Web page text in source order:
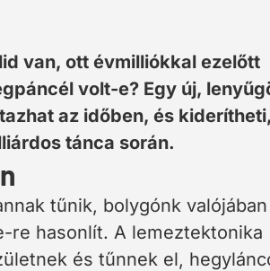
van, ott évmilliókkal ezelőtt
volt-e? Egy új,
az időben, és kiderítheti,
tánca során.
tűnik, bolygónk valójában
re hasonlít. A lemeztektonika
és tűnnek el,